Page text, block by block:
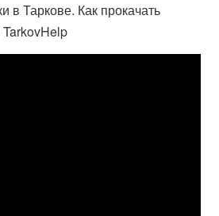
Таркове. Как прокачать